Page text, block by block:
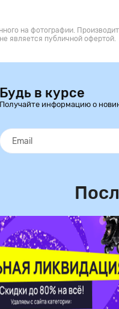
на фотографии.
является публичной офертой.
Будь в курсе
Получайте информацию о